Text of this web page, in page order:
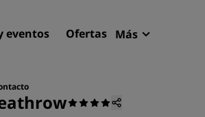
eventos Ofertas Más
Encuentra tu hotel